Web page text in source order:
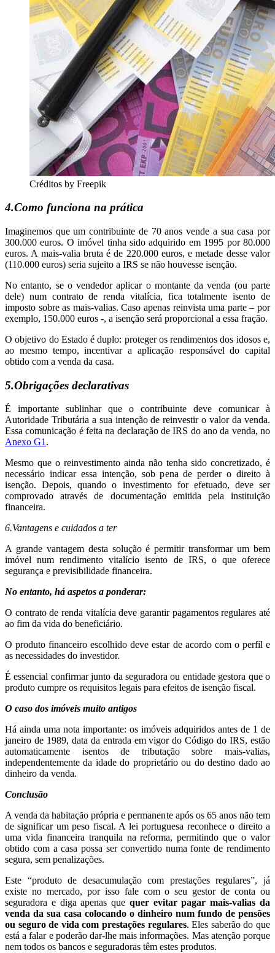
Créditos by Freepik
4.Como funciona na prática
Imaginemos que um contribuinte de 70 anos vende a sua casa por
300.000 euros. O imóvel tinha sido adquirido em 1995 por 80.000
euros. A mais-valia bruta é de 220.000 euros, e metade desse valor
(110.000 euros) seria sujeito a IRS se não houvesse isenção.
No entanto, se o vendedor aplicar o montante da venda (ou parte
dele) num contrato de renda vitalícia, fica totalmente isento de
imposto sobre as mais-valias. Caso apenas reinvista uma parte – por
exemplo, 150.000 euros -, a isenção será proporcional a essa fração.
O objetivo do Estado é duplo: proteger os rendimentos dos idosos e,
ao mesmo tempo, incentivar a aplicação responsável do capital
obtido com a venda da casa.
5.Obrigações declarativas
É importante sublinhar que o contribuinte deve comunicar à
Autoridade Tributária a sua intenção de reinvestir o valor da venda.
Essa comunicação é feita na declaração de IRS do ano da venda, no
Anexo G1.
Mesmo que o reinvestimento ainda não tenha sido concretizado, é
necessário indicar essa intenção, sob pena de perder o direito à
isenção. Depois, quando o investimento for efetuado, deve ser
comprovado através de documentação emitida pela instituição
financeira.
6.Vantagens e cuidados a ter
A grande vantagem desta solução é permitir transformar um bem
imóvel num rendimento vitalício isento de IRS, o que oferece
segurança e previsibilidade financeira.
No entanto, há aspetos a ponderar:
O contrato de renda vitalícia deve garantir pagamentos regulares até
ao fim da vida do beneficiário.
O produto financeiro escolhido deve estar de acordo com o perfil e
as necessidades do investidor.
É essencial confirmar junto da seguradora ou entidade gestora que o
produto cumpre os requisitos legais para efeitos de isenção fiscal.
O caso dos imóveis muito antigos
Há ainda uma nota importante: os imóveis adquiridos antes de 1 de
janeiro de 1989, data da entrada em vigor do Código do IRS, estão
automaticamente isentos de tributação sobre mais-valias,
independentemente da idade do proprietário ou do destino dado ao
dinheiro da venda.
Conclusão
A venda da habitação própria e permanente após os 65 anos não tem
de significar um peso fiscal. A lei portuguesa reconhece o direito a
uma vida financeira tranquila na reforma, permitindo que o valor
obtido com a casa possa ser convertido numa fonte de rendimento
segura, sem penalizações.
Este “produto de desacumulação com prestações regulares”, já
existe no mercado, por isso fale com o seu gestor de conta ou
seguradora e diga apenas que quer evitar pagar mais-valias da
venda da sua casa colocando o dinheiro num fundo de pensões
ou seguro de vida com prestações regulares. Eles saberão do que
está a falar e poderão dar-lhe mais informações. Mas atenção porque
nem todos os bancos e seguradoras têm estes produtos.